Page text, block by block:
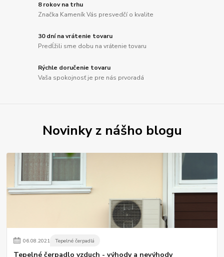
8 rokov na trhu
Značka Kameník Vás presvedčí o kvalite
30 dní na vrátenie tovaru
Predĺžili sme dobu na vrátenie tovaru
Rýchle doručenie tovaru
Vaša spokojnosť je pre nás prvoradá
Novinky z nášho blogu
06.08.2021 Tepelné čerpadlá
Tepelné čerpadlo vzduch - výhody a nevýhody